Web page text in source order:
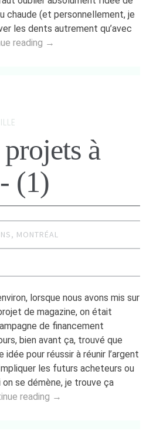
chaude (et personnellement, je
les dents autrement qu’avec
reading →
à
(1)
, MONTRÉAL
lorsque nous avons mis sur
de magazine, on était
de financement
bien avant ça, trouvé que
idée pour réussir à réunir l’argent
les futurs acheteurs ou
se démène, je trouve ça
reading →